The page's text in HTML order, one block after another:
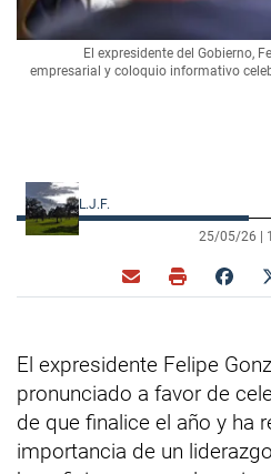
El expresidente del Gobierno,
empresarial y coloquio informativo
L.J.F.
25/05/26 |
El expresidente Felipe
pronunciado a favor de
de que finalice el año y ha
importancia de un